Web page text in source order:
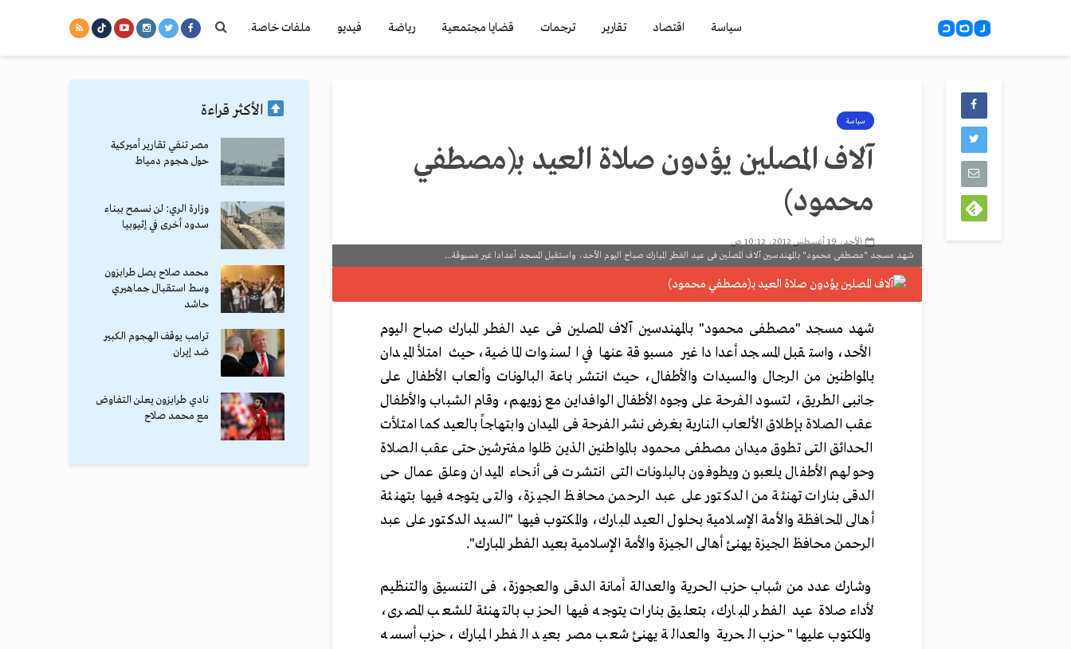
سياسة اقتصاد تقارير ترجمات قضايا مجتمعية رياضة فيديو ملفات خاصة
سياسة
آلاف المصلين يؤدون صلاة العيد بـ(مصطفي
محمود)
الأحد، 19 أغسطس 2012، 10:12 ص
شهد مسجد "مصطفى محمود" بالمهندسين آلاف المصلين فى عيد الفطر المبارك صباح اليوم الأحد، واستقبل المسجد أعدادا غير مسبوقة...
شهد مسجد "مصطفى محمود" بالمهندسين آلاف المصلين فى عيد الفطر المبارك صباح اليوم
الأحد، واستقبل المسجد أعدادا غير مسبوقة عنها في السنوات الماضية، حيث امتلأ الميدان
بالمواطنين من الرجال والسيدات والأطفال، حيث انتشر باعة البالونات وألعاب الأطفال على
جانبى الطريق، لتسود الفرحة على وجوه الأطفال الوافداين مع زويهم، وقام الشباب والأطفال
عقب الصلاة بإطلاق الألعاب النارية بغرض نشر الفرحة فى الميدان وابتهاجاً بالعيد كما امتلأت
الحدائق التى تطوق ميدان مصطفى محمود بالمواطنين الذين ظلوا مفترشين حتى عقب الصلاة
وحولهم الأطفال يلعبون ويطوفون بالبلونات التى انتشرت فى أنحاء الميدان وعلق عمال حى
الدقى بنارات تهنئة من الدكتور على عبد الرحمن محافظ الجيزة، والتى يتوجه فيها بتهنئة
أهالى المحافظة والأمة الإسلامية بحلول العيد المبارك، والمكتوب فيها "السيد الدكتور على عبد
الرحمن محافظ الجيزة يهنئ أهالى الجيزة والأمة الإسلامية بعيد الفطر المبارك".
وشارك عدد من شباب حزب الحرية والعدالة أمانة الدقى والعجوزة، فى التنسيق والتنظيم
لأداء صلاة عيد الفطر المبارك، بتعليق بنارات يتوجه فيها الحزب بالتهنئة للشعب المصرى،
والمكتوب عليها "حزب الحرية والعدالة يهنئ شعب مصر بعيد الفطر المبارك، حزب أسسه
الأكثر قراءة
مصر تنفي تقارير أميركية
حول هجوم دمياط
وزارة الري: لن نسمح ببناء
سدود أخرى في إثيوبيا
محمد صلاح يصل طرابزون
وسط استقبال جماهيري
حاشد
ترامب يوقف الهجوم الكبير
ضد إيران
نادي طرابزون يعلن التفاوض
مع محمد صلاح